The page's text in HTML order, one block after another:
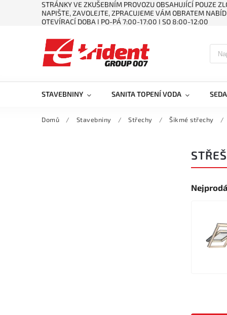
STRÁNKY VE ZKUŠEBNÍM PROVOZU OBSAHUJÍCÍ POUZE
NAPIŠTE, ZAVOLEJTE, ZPRACUJEME VÁM OBRATEM
OTEVÍRACÍ DOBA ǀ PO-PÁ 7:00-17:00 ǀ SO 8:00-12:00
STAVEBNINY SANITA TOPENÍ VODA
Domů / Stavebniny / Střechy / Šikmé střechy /